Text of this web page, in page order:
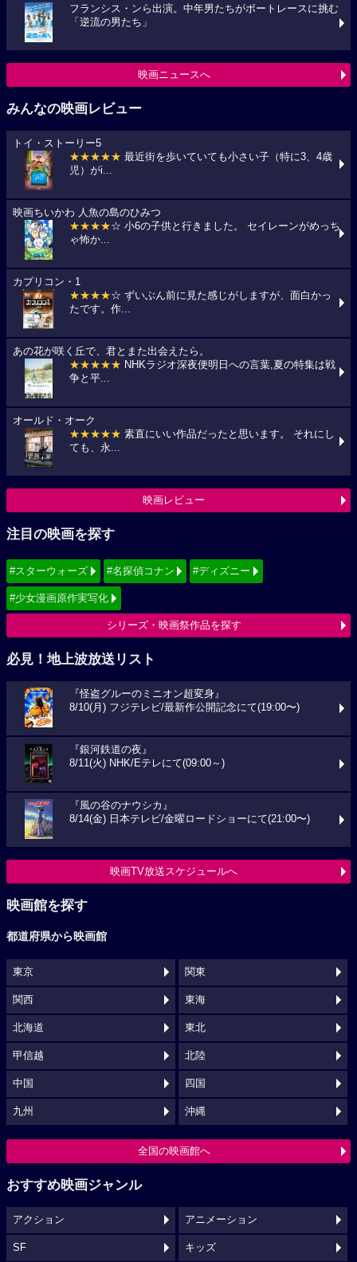
フランシス・ンら出演。中年男たちがボートレースに挑む
「逆流の男たち」
映画ニュースへ
みんなの映画レビュー
トイ・ストーリー5
★★★★★ 最近街を歩いていても小さい子（特に3、4歳
児）がi...
映画ちいかわ 人魚の島のひみつ
★★★★☆ 小6の子供と行きました。 セイレーンがめっち
ゃ怖か...
カプリコン・1
★★★★☆ ずいぶん前に見た感じがしますが、面白かっ
たです。作...
あの花が咲く丘で、君とまた出会えたら。
★★★★★ NHKラジオ深夜便明日への言葉,夏の特集は戦
争と平...
オールド・オーク
★★★★★ 素直にいい作品だったと思います。 それにし
ても、永...
映画レビュー
注目の映画を探す
#スターウォーズ #名探偵コナン #ディズニー
#少女漫画原作実写化
シリーズ・映画祭作品を探す
必見！地上波放送リスト
『怪盗グルーのミニオン超変身』
8/10(月) フジテレビ/最新作公開記念にて(19:00〜)
『銀河鉄道の夜』
8/11(火) NHK/Eテレにて(09:00～)
『風の谷のナウシカ』
8/14(金) 日本テレビ/金曜ロードショーにて(21:00〜)
映画TV放送スケジュールへ
映画館を探す
都道府県から映画館
東京 関東
関西 東海
北海道 東北
甲信越 北陸
中国 四国
九州 沖縄
全国の映画館へ
おすすめ映画ジャンル
アクション アニメーション
SF キッズ